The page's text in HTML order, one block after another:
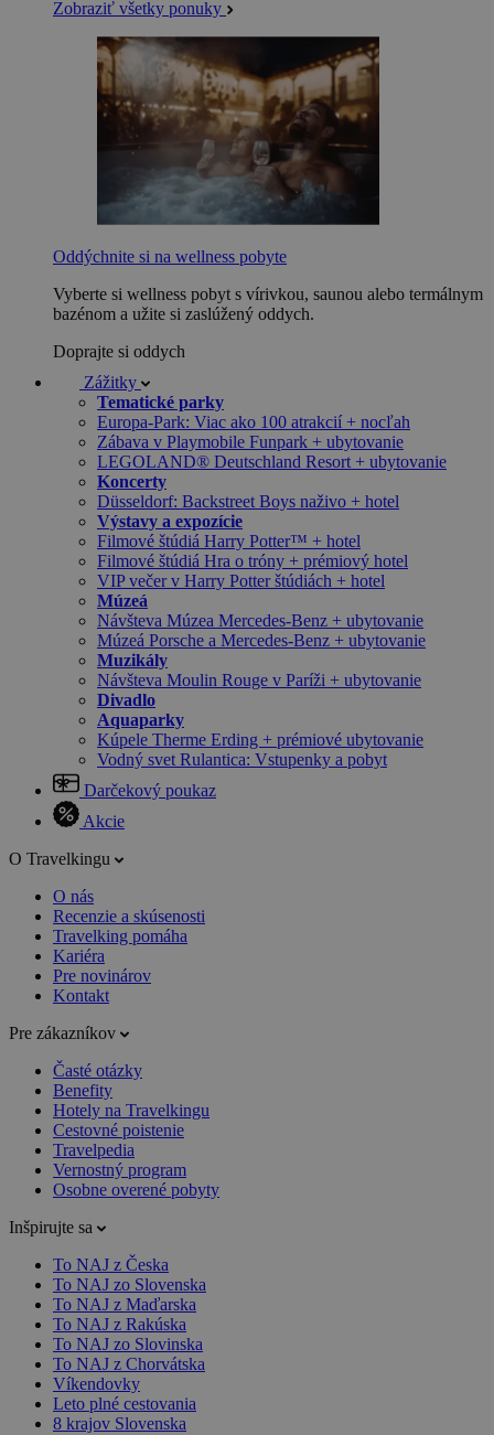
Zobraziť všetky ponuky
Oddýchnite si na wellness pobyte
Vyberte si wellness pobyt s vírivkou, saunou alebo termálnym
bazénom a užite si zaslúžený oddych.
Doprajte si oddych
Zážitky
Tematické parky
Europa-Park: Viac ako 100 atrakcií + nocľah
Zábava v Playmobile Funpark + ubytovanie
LEGOLAND® Deutschland Resort + ubytovanie
Koncerty
Düsseldorf: Backstreet Boys naživo + hotel
Výstavy a expozície
Filmové štúdiá Harry Potter™ + hotel
Filmové štúdiá Hra o tróny + prémiový hotel
VIP večer v Harry Potter štúdiách + hotel
Múzeá
Návšteva Múzea Mercedes-Benz + ubytovanie
Múzeá Porsche a Mercedes-Benz + ubytovanie
Muzikály
Návšteva Moulin Rouge v Paríži + ubytovanie
Divadlo
Aquaparky
Kúpele Therme Erding + prémiové ubytovanie
Vodný svet Rulantica: Vstupenky a pobyt
Darčekový poukaz
Akcie
O Travelkingu
O nás
Recenzie a skúsenosti
Travelking pomáha
Kariéra
Pre novinárov
Kontakt
Pre zákazníkov
Časté otázky
Benefity
Hotely na Travelkingu
Cestovné poistenie
Travelpedia
Vernostný program
Osobne overené pobyty
Inšpirujte sa
To NAJ z Česka
To NAJ zo Slovenska
To NAJ z Maďarska
To NAJ z Rakúska
To NAJ zo Slovinska
To NAJ z Chorvátska
Víkendovky
Leto plné cestovania
8 krajov Slovenska